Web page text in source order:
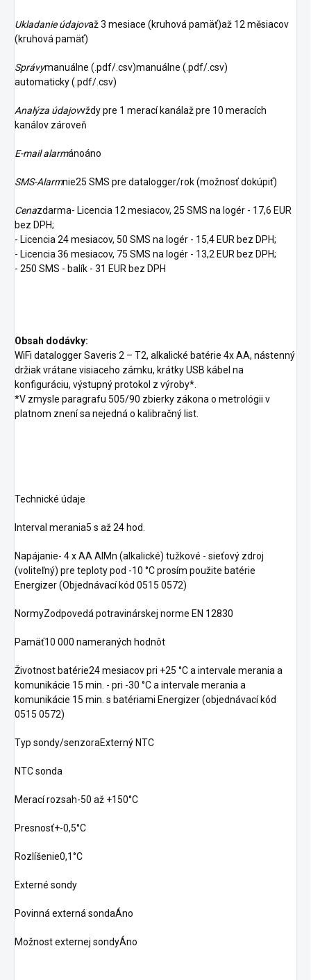
Ukladanie údajovaž 3 mesiace (kruhová pamäť)až 12 měsiacov
(kruhová pamäť)
Správymanuálne (.pdf/.csv)manuálne (.pdf/.csv)
automaticky (.pdf/.csv)
Analýza údajovvždy pre 1 merací kanálaž pre 10 meracích
kanálov zároveň
E-mail alarmánoáno
SMS-Alarmnie25 SMS pre datalogger/rok (možnosť dokúpiť)
Cenazdarma- Licencia 12 mesiacov, 25 SMS na logér - 17,6 EUR
bez DPH;
- Licencia 24 mesiacov, 50 SMS na logér - 15,4 EUR bez DPH;
- Licencia 36 mesiacov, 75 SMS na logér - 13,2 EUR bez DPH;
- 250 SMS - balík - 31 EUR bez DPH
Obsah dodávky:
WiFi datalogger Saveris 2 – T2, alkalické batérie 4x AA, nástenný
držiak vrátane visiaceho zámku, krátky USB kábel na
konfiguráciu, výstupný protokol z výroby*.
*V zmysle paragrafu 505/90 zbierky zákona o metrológii v
platnom znení sa nejedná o kalibračný list.
Technické údaje
Interval merania5 s až 24 hod.
Napájanie- 4 x AA AlMn (alkalické) tužkové - sieťový zdroj
(voliteľný) pre teploty pod -10 °C prosím použite batérie
Energizer (Objednávací kód 0515 0572)
NormyZodpovedá potravinárskej norme EN 12830
Pamäť10 000 nameraných hodnôt
Životnost batérie24 mesiacov pri +25 °C a intervale merania a
komunikácie 15 min. - pri -30 °C a intervale merania a
komunikácie 15 min. s batériami Energizer (objednávací kód
0515 0572)
Typ sondy/senzoraExterný NTC
NTC sonda
Merací rozsah-50 až +150°C
Presnosť+-0,5°C
Rozlíšenie0,1°C
Externé sondy
Povinná externá sondaÁno
Možnost externej sondyÁno